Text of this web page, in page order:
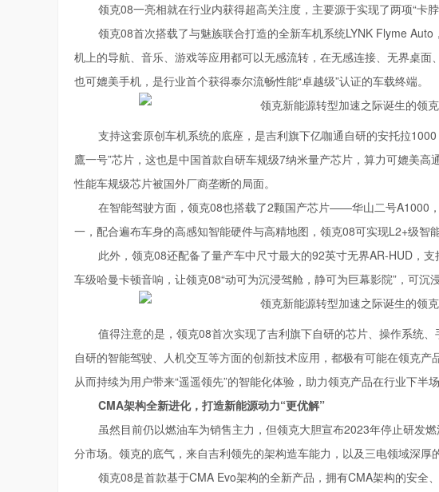
领克08一亮相就在行业内获得超高关注度，主要源于实现了两项“卡
领克08首次搭载了与魅族联合打造的全新车机系统LYNK Flyme
机上的导航、音乐、游戏等应用都可以无感流转，在无感连接、无界桌
也可媲美手机，是行业首个获得泰尔流畅性能“卓越级”认证的车载终端。
支持这套原创车机系统的底座，是吉利旗下亿咖通自研的安托拉
鷹一号”芯片，这也是中国首款自研车规级7纳米量产芯片，算力可媲美
性能车规级芯片被国外厂商垄断的局面。
在智能驾驶方面，领克08也搭载了2颗国产芯片——华山二号A1000
一，配合遍布车身的高感知智能硬件与高精地图，领克08可实现L2+级智能
此外，领克08还配备了量产车中尺寸最大的92英寸无界AR-HUD，
车级哈曼卡顿音响，让领克08“动可为沉浸驾舱，静可为巨幕影院”，可沉
值得注意的是，领克08首次实现了吉利旗下自研的芯片、操作系统
自研的智能驾驶、人机交互等方面的创新技术应用，都极有可能在领克
从而持续为用户带来“遥遥领先”的智能化体验，助力领克产品在行业下半
CMA架构全新进化，打造新能源动力“更优解”
虽然目前仍以燃油车为销售主力，但领克大胆宣布2023年停止研发
分市场。领克的底气，来自吉利领先的架构造车能力，以及三电领域深厚
领克08是首款基于CMA Evo架构的全新产品，拥有CMA架构的安全